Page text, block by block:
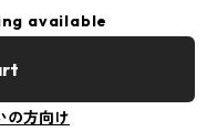
available
の方向け